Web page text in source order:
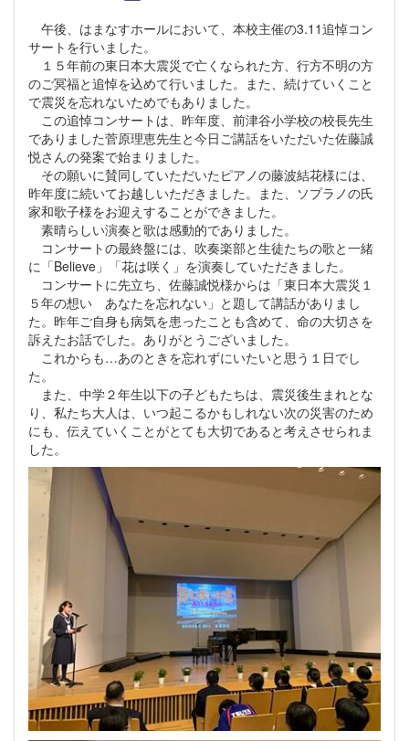
午後、はまなすホールにおいて、本校主催の3.11追悼コン
サートを行いました。
１５年前の東日本大震災で亡くなられた方、行方不明の方
のご冥福と追悼を込めて行いました。また、続けていくこと
で震災を忘れないためでもありました。
この追悼コンサートは、昨年度、前津谷小学校の校長先生
でありました菅原理恵先生と今日ご講話をいただいた佐藤誠
悦さんの発案で始まりました。
その願いに賛同していただいたピアノの藤波結花様には、
昨年度に続いてお越しいただきました。また、ソプラノの氏
家和歌子様をお迎えすることができました。
素晴らしい演奏と歌は感動的でありました。
コンサートの最終盤には、吹奏楽部と生徒たちの歌と一緒
に「Believe」「花は咲く」を演奏していただきました。
コンサートに先立ち、佐藤誠悦様からは「東日本大震災１
５年の想い あなたを忘れない」と題して講話がありまし
た。昨年ご自身も病気を患ったことも含めて、命の大切さを
訴えたお話でした。ありがとうございました。
これからも…あのときを忘れずにいたいと思う１日でし
た。
また、中学２年生以下の子どもたちは、震災後生まれとな
り、私たち大人は、いつ起こるかもしれない次の災害のため
にも、伝えていくことがとても大切であると考えさせられま
した。